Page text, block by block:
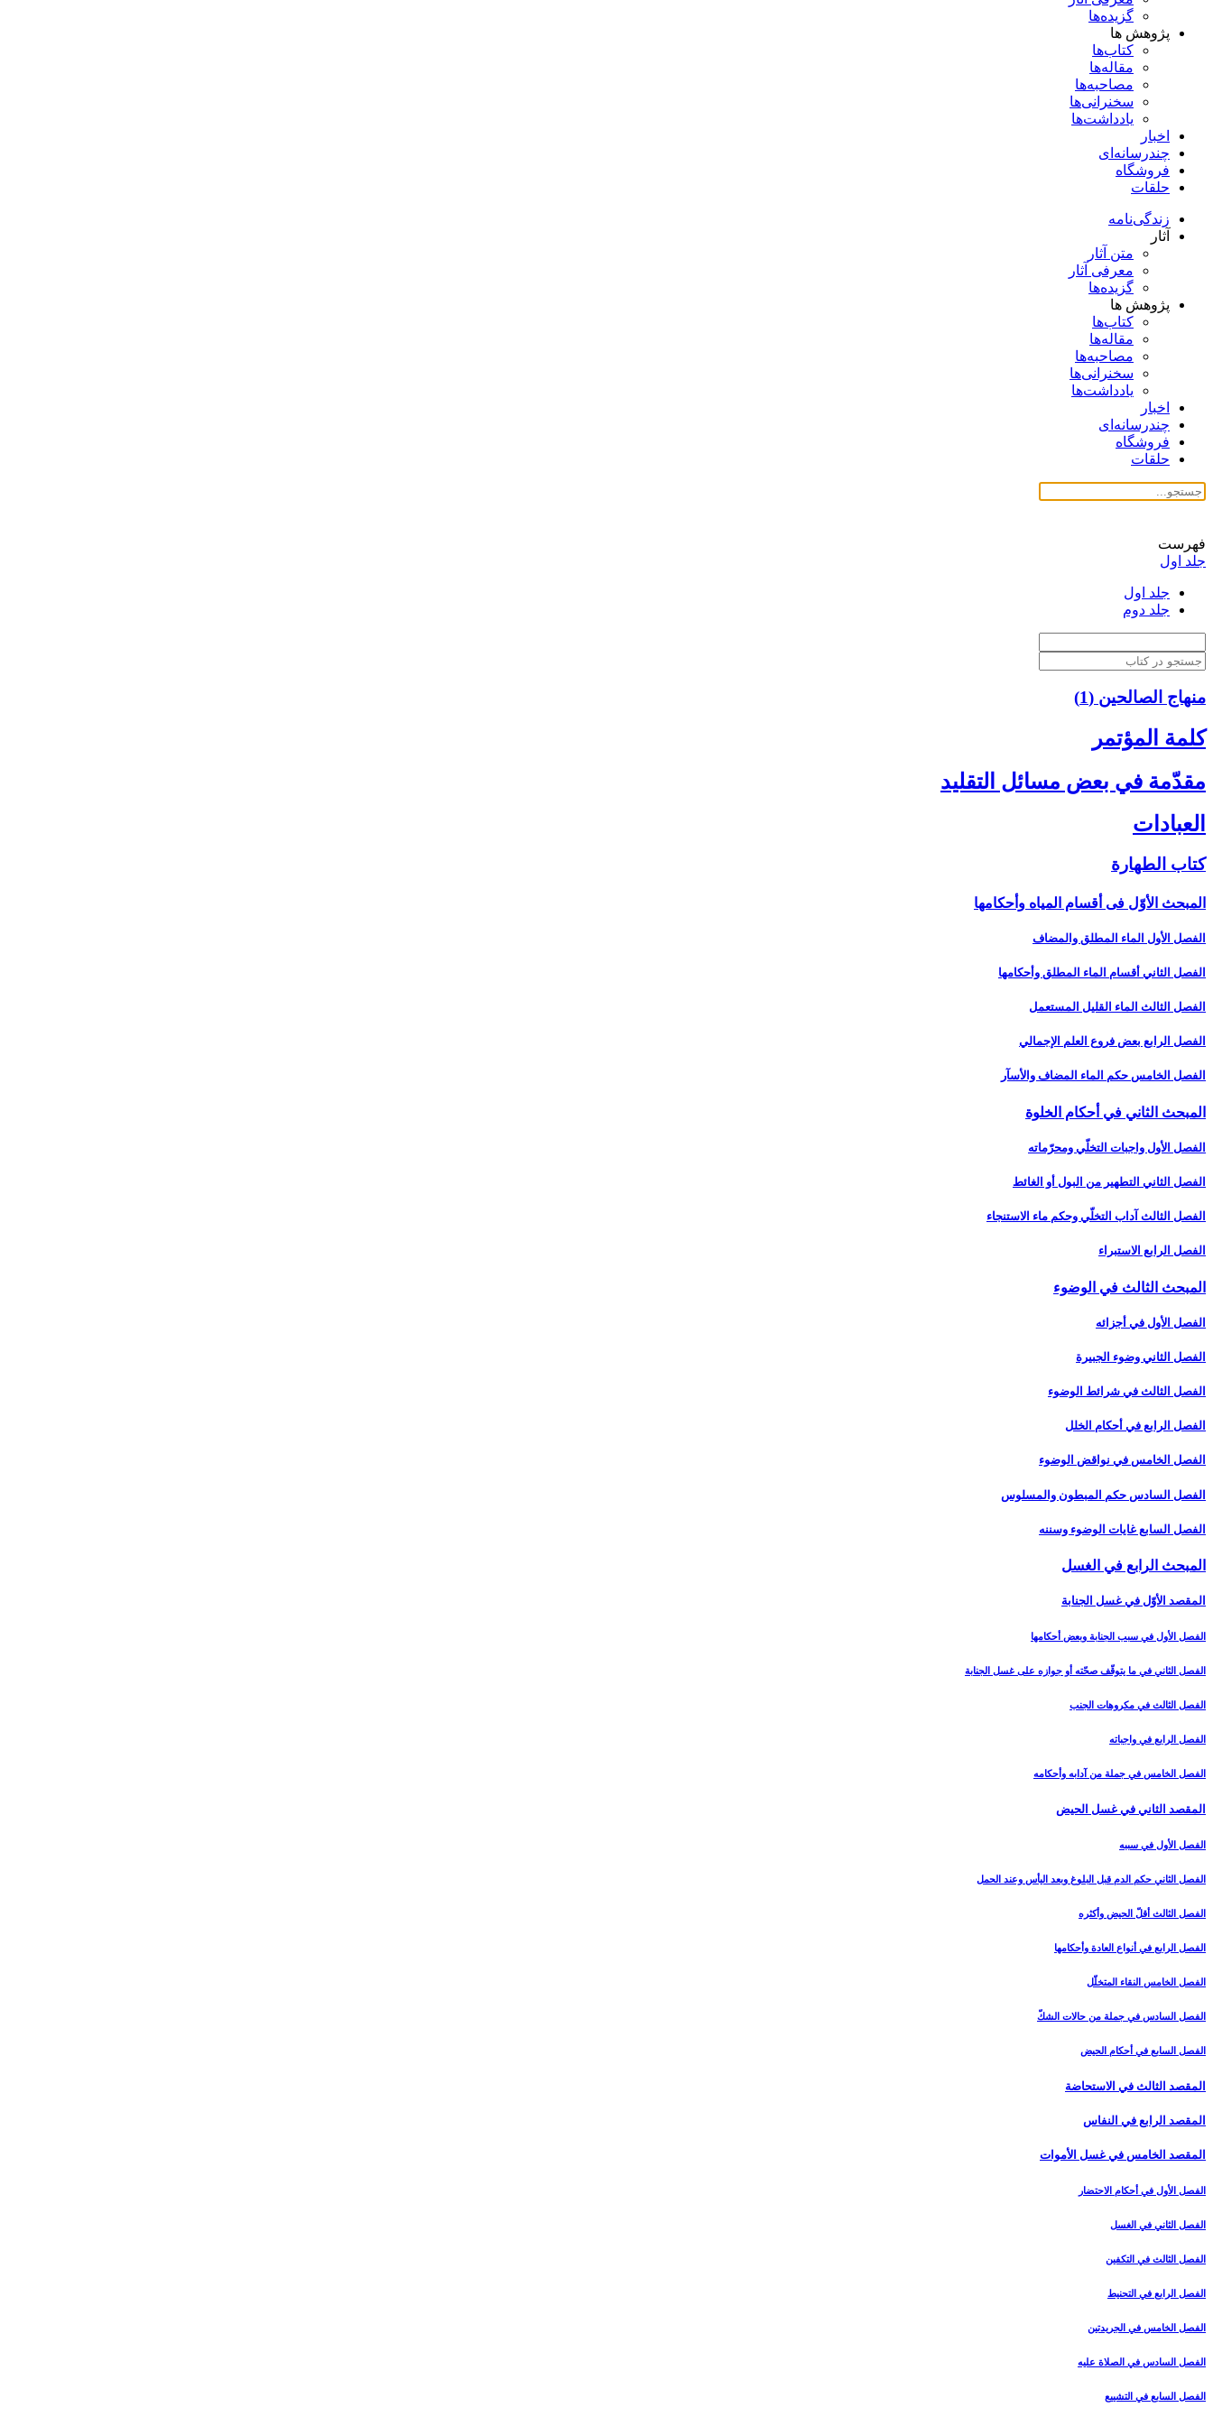
گزیده‌ها
پژوهش ها
کتاب‌ها
مقاله‌ها
مصاحبه‌ها
سخنرانی‌ها
یادداشت‌ها
اخبار
چندرسانه‌ای
فروشگاه
حلقات
زندگی‌نامه
آثار
متن آثار
معرفی آثار
گزیده‌ها
پژوهش ها
کتاب‌ها
مقاله‌ها
مصاحبه‌ها
سخنرانی‌ها
یادداشت‌ها
اخبار
چندرسانه‌ای
فروشگاه
حلقات
فهرست
جلد اول
جلد اول
جلد دوم
منهاج الصالحین (1)
كلمة المؤتمر
مقدّمة في بعض مسائل التقليد
العبادات‏
كتاب الطهارة
المبحث الأوّل فى أقسام المياه وأحكامها
الفصل الأول الماء المطلق والمضاف‏
الفصل الثاني أقسام الماء المطلق وأحكامها
الفصل الثالث الماء القليل المستعمل‏
الفصل الرابع بعض فروع العلم الإجمالي‏
الفصل الخامس حكم الماء المضاف والأسآر
المبحث الثاني في أحكام الخلوة
الفصل الأول واجبات التخلّي ومحرّماته‏
الفصل الثاني التطهير من البول أو الغائط
الفصل الثالث آداب التخلّي وحكم ماء الاستنجاء
الفصل الرابع الاستبراء
المبحث الثالث في الوضوء
الفصل الأول في أجزائه‏
الفصل الثاني وضوء الجبيرة
الفصل الثالث في شرائط الوضوء
الفصل الرابع في أحكام الخلل
الفصل الخامس في نواقض الوضوء
الفصل السادس حكم المبطون والمسلوس‏
الفصل السابع غايات الوضوء وسننه‏
المبحث الرابع في الغسل‏
المقصد الأوّل في غسل الجنابة
الفصل الأول في سبب الجنابة وبعض أحكامها
الفصل الثاني في ما يتوقّف صحّته أو جوازه على غسل الجنابة
الفصل الثالث في مكروهات الجنب‏
الفصل الرابع في واجباته
الفصل الخامس في جملة من آدابه وأحكامه‏
المقصد الثاني في غسل الحيض‏
الفصل الأول في سببه
الفصل الثاني حكم الدم قبل البلوغ وبعد اليأس وعند الحمل‏
الفصل الثالث أقلّ الحيض وأكثره‏
الفصل الرابع في أنواع العادة وأحكامها
الفصل الخامس النقاء المتخلّل‏
الفصل السادس في جملة من حالات الشكّ‏
الفصل السابع في أحكام الحيض
المقصد الثالث في الاستحاضة
المقصد الرابع في النفاس‏
المقصد الخامس في غسل الأموات‏
الفصل الأول في أحكام الاحتضار
الفصل الثاني في الغسل
الفصل الثالث في التكفين
الفصل الرابع‏ في التحنيط
الفصل الخامس في الجريدتين
الفصل السادس في الصلاة عليه
الفصل السابع في التشييع